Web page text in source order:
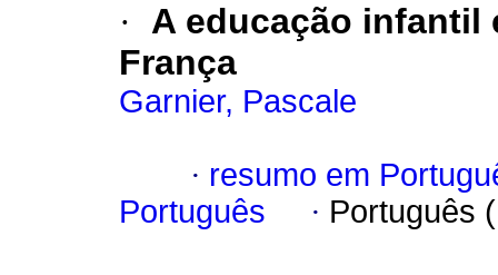
·
A educação infantil
França
Garnier, Pascale
· resumo em
Português
· Português